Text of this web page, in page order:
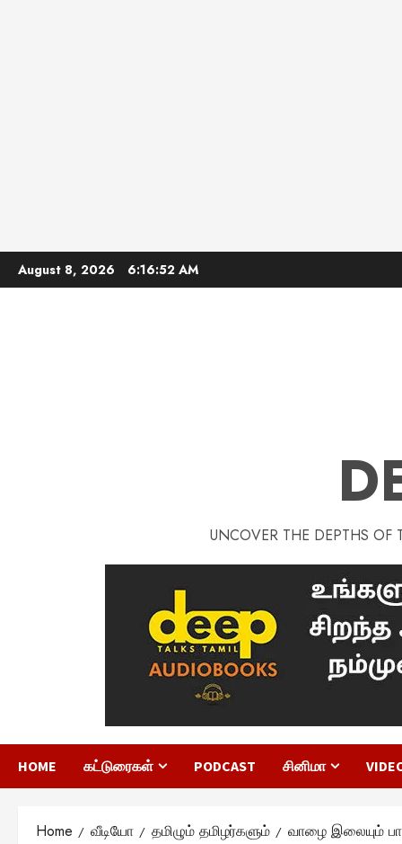
Skip
to
August 8, 2026 6:16:54 AM
UNCOVER THE DEPTHS OF
HOME கட்டுரைகள் PODCAST சினிமா
Home வீடியோ தமிழும் தமிழர்களும் வாழை இலையும்